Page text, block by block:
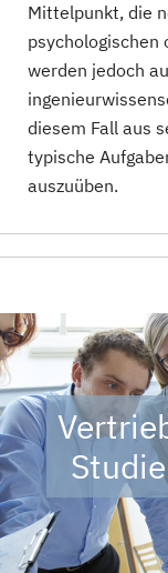
Mittelpunkt, die
psychologischen
werden jedoch
diesem Fall aus
typische
auszuüben.